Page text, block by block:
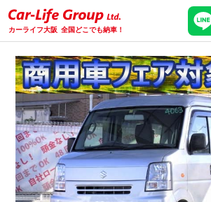
カーライフ大阪 全国どこでも納車！